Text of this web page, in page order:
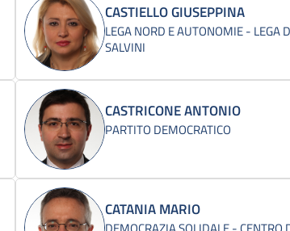
CASTIELLO GIUSEPPINA
LEGA NORD E AUTONOMIE - LEGA
SALVINI
CASTRICONE ANTONIO
PARTITO DEMOCRATICO
CATANIA MARIO